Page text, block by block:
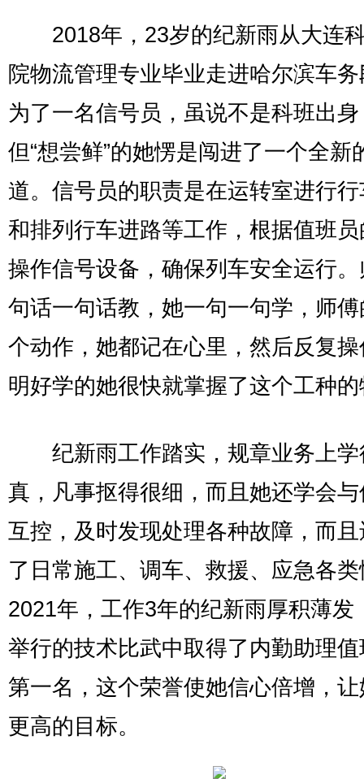
2018年，23岁的纪新雨从大连
院物流管理专业毕业走进哈尔滨车
为了一名信号员，虽说不是科班出身
但“想尝鲜”的她愣是闯进了一个全新
道。信号员的职责是在运转室进行
和排列行车进路等工作，根据值班
操作信号设备，确保列车安全运行
句话一句话教，她一句一句学，师
个动作，她都记在心里，然后反复
明好学的她很快就掌握了这个工种
纪新雨工作踏实，规章业务上学
真，凡事抠得很细，而且她还学会
互控，及时发现处理各种故障，而
了日常施工、调车、救援、应急各
2021年，工作3年的纪新雨厚积薄发
举行的技术比武中取得了内勤助理
第一名，这个荣誉使她信心倍增，
更高的目标。